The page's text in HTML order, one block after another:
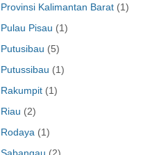
Provinsi Kalimantan Barat (1)
Pulau Pisau (1)
Putusibau (5)
Putussibau (1)
Rakumpit (1)
Riau (2)
Rodaya (1)
Sabangau (2)